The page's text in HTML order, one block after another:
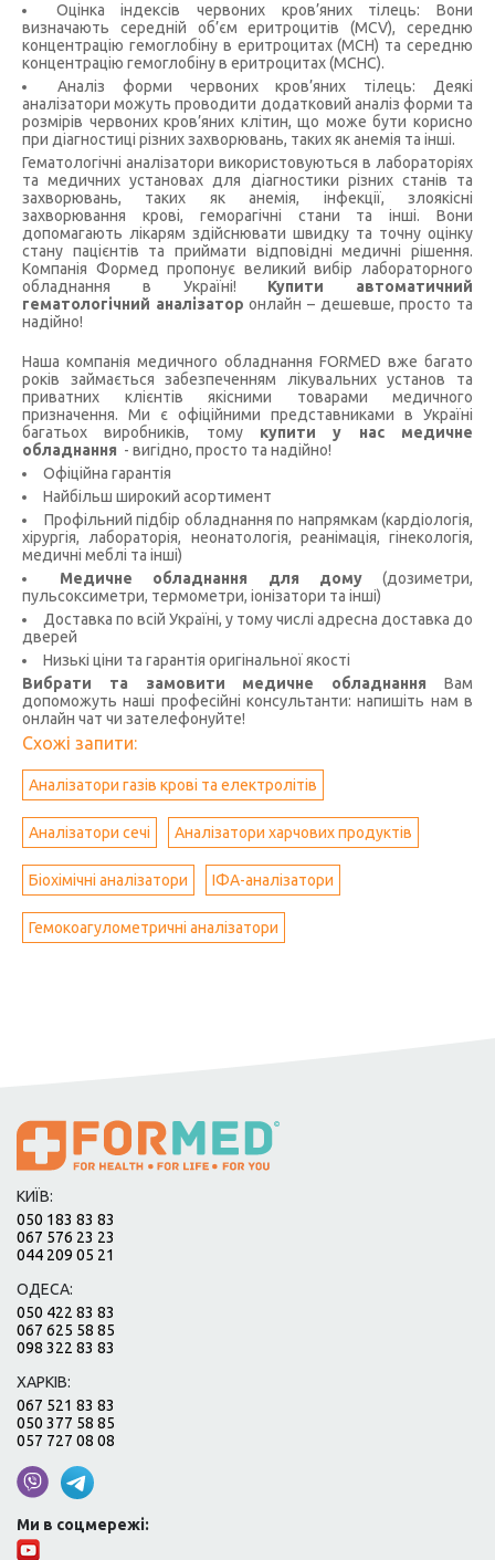
Оцінка індексів червоних кров’яних тілець: Вони
визначають середній об’єм еритроцитів (MCV), середню
концентрацію гемоглобіну в еритроцитах (MCH) та середню
концентрацію гемоглобіну в еритроцитах (MCHC).
Аналіз форми червоних кров’яних тілець: Деякі
аналізатори можуть проводити додатковий аналіз форми та
розмірів червоних кров’яних клітин, що може бути корисно
при діагностиці різних захворювань, таких як анемія та інші.
Гематологічні аналізатори використовуються в лабораторіях
та медичних установах для діагностики різних станів та
захворювань, таких як анемія, інфекції, злоякісні
захворювання крові, геморагічні стани та інші. Вони
допомагають лікарям здійснювати швидку та точну оцінку
стану пацієнтів та приймати відповідні медичні рішення.
Компанія Формед пропонує великий вибір лабораторного
обладнання в Україні! Купити автоматичний
гематологічний аналізатор онлайн – дешевше, просто та
надійно!
Наша компанія медичного обладнання FORMED вже багато
років займається забезпеченням лікувальних установ та
приватних клієнтів якісними товарами медичного
призначення. Ми є офіційними представниками в Україні
багатьох виробників, тому купити у нас медичне
обладнання - вигідно, просто та надійно!
Офіційна гарантія
Найбільш широкий асортимент
Профільний підбір обладнання по напрямкам (кардіологія,
хірургія, лабораторія, неонатологія, реанімація, гінекологія,
медичні меблі та інші)
Медичне обладнання для дому(дозиметри,
пульсоксиметри, термометри, іонізатори та інші)
Доставка по всій Україні, у тому числі адресна доставка до
дверей
Низькі ціни та гарантія оригінальної якості
Вибрати та замовити медичне обладнання Вам
допоможуть наші професійні консультанти: напишіть нам в
онлайн чат чи зателефонуйте!
Схожі запити:
Аналізатори газів крові та електролітів
Аналізатори сечі Аналізатори харчових продуктів
Біохімічні аналізатори ІФА-аналізатори
Гемокоагулометричні аналізатори
КИЇВ:
050 183 83 83
067 576 23 23
044 209 05 21
ОДЕСА:
050 422 83 83
067 625 58 85
098 322 83 83
ХАРКІВ:
067 521 83 83
050 377 58 85
057 727 08 08
Ми в соцмережі: